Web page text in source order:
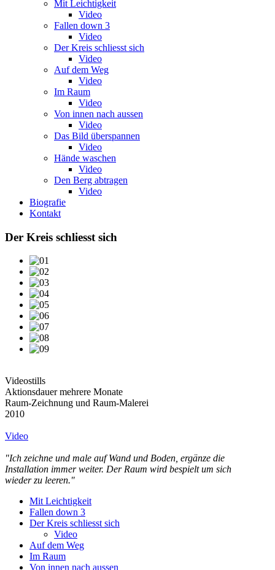
Mit Leichtigkeit
Video
Fallen down 3
Video
Der Kreis schliesst sich
Video
Auf dem Weg
Video
Im Raum
Video
Von innen nach aussen
Video
Das Bild überspannen
Video
Hände waschen
Video
Den Berg abtragen
Video
Biografie
Kontakt
Der Kreis schliesst sich
Videostills
Aktionsdauer mehrere Monate
Raum-Zeichnung und Raum-Malerei
2010
Video
"Ich zeichne und male auf Wand und Boden, ergänze die
Installation immer weiter. Der Raum wird bespielt um sich
wieder zu leeren."
Mit Leichtigkeit
Fallen down 3
Der Kreis schliesst sich
Video
Auf dem Weg
Im Raum
Von innen nach aussen